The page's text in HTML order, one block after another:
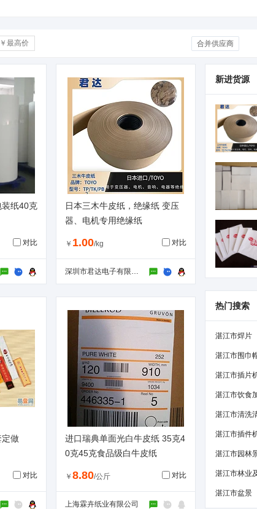
合并供应商
装纸40克
对比
日本三木牛皮纸，绝缘纸 变压
器、电机专用绝缘纸
￥ 1.00/kg 对比
深圳市君达电子有限公司
定做
对比
进口瑞典单面光白牛皮纸 35克4
0克45克食品级白牛皮纸
￥ 8.80/公斤 对比
上海霖卉纸业有限公司
新进货源
热门搜索
湛江市焊片
湛江市围巾
湛江市插片
湛江市饮食
湛江市清洗
湛江市插件
湛江市园林
湛江市林业
湛江市盆景